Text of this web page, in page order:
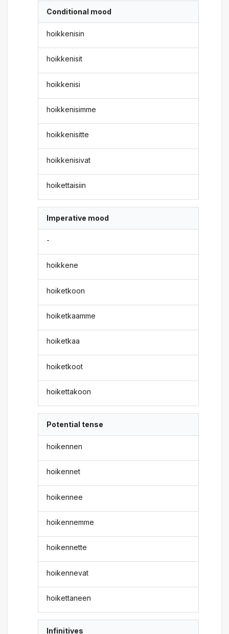
Conditional mood
hoikkenisin
hoikkenisit
hoikkenisi
hoikkenisimme
hoikkenisitte
hoikkenisivat
hoikettaisiin
Imperative mood
-
hoikkene
hoiketkoon
hoiketkaamme
hoiketkaa
hoiketkoot
hoikettakoon
Potential tense
hoikennen
hoikennet
hoikennee
hoikennemme
hoikennette
hoikennevat
hoikettaneen
Infinitives